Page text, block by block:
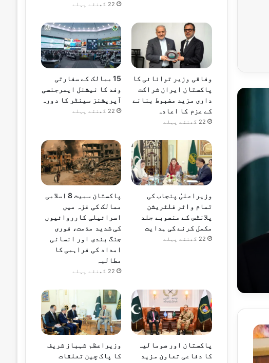
22 گھنٹے پہلے
وفاقی وزیر توانائی کا
پاکستان ایران شراکت
داری مزید مضبوط بنانے
کے عزم کا اعادہ
22 گھنٹے پہلے
15 ممالک کے سفارتی
وفد کا نیشنل ایمرجنسی
آپریشنز سینٹر کا دورہ
22 گھنٹے پہلے
وزیراعلیٰ پنجاب کی
تمام واٹر فلٹریشن
پلانٹس کے منصوبے جلد
مکمل کرنے کی ہدایت
22 گھنٹے پہلے
پاکستان سمیت 8 اسلامی
ممالک کی غزہ میں
اسرائیلی کارروائیوں
کی شدید مذمت، فوری
جنگ بندی اور انسانی
امداد کی فراہمی کا
مطالبہ
22 گھنٹے پہلے
پاکستان اور صومالیہ
کا دفاعی تعاون مزید
وزیراعظم شہباز شریف
کا پاک چین تعلقات